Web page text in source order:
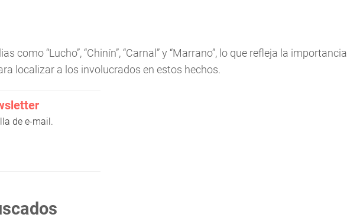
como “Lucho”, “Chinín”, “Carnal” y “Marrano”, lo que refleja la importancia
localizar a los involucrados en estos hechos.
de e-mail.